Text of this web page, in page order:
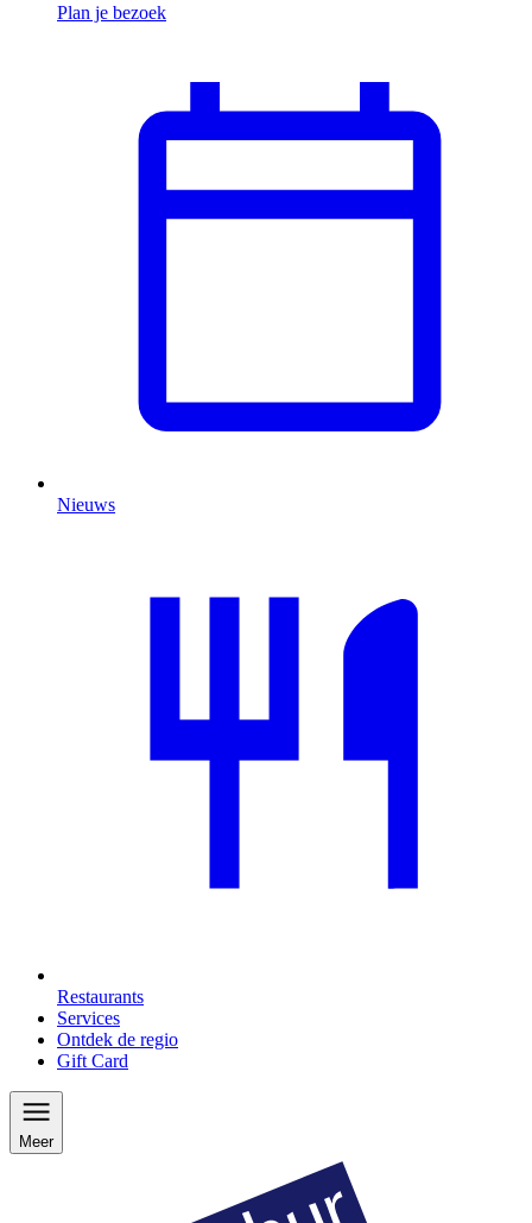
Plan je bezoek
Nieuws
Restaurants
Services
Ontdek de regio
Gift Card
Meer